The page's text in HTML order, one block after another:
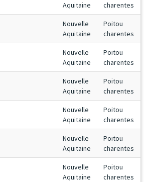
Aquitaine
charentes
Nouvelle
Aquitaine
Poitou
charentes
Nouvelle
Aquitaine
Poitou
charentes
Nouvelle
Aquitaine
Poitou
charentes
Nouvelle
Aquitaine
Poitou
charentes
Nouvelle
Aquitaine
Poitou
charentes
Nouvelle
Aquitaine
Poitou
charentes